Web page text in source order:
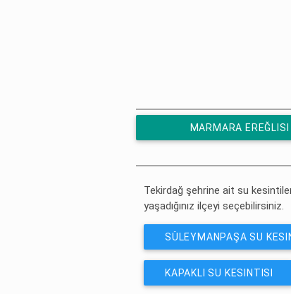
MARMARA EREĞLISI
Tekirdağ şehrine ait su
yaşadığınız ilçeyi seçebilirsiniz.
SÜLEYMANPAŞA SU
KAPAKLI SU KESINTISI